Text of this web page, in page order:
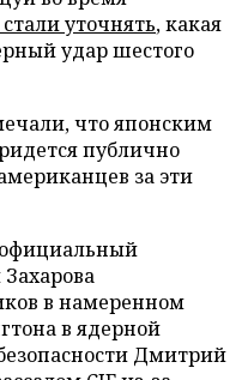
уточнять, какая
удар шестого
что японским
публично
за эти
официальный
в намеренном
в ядерной
Дмитрий